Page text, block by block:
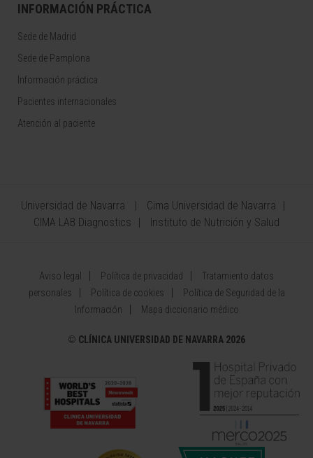
INFORMACIÓN PRÁCTICA
Sede de Madrid
Sede de Pamplona
Información práctica
Pacientes internacionales
Atención al paciente
Universidad de Navarra
Cima Universidad de Navarra
CIMA LAB Diagnostics
Instituto de Nutrición y Salud
Aviso legal Política de privacidad
Tratamiento datos
personales
Política de cookies
Política de Seguridad de la
Información
Mapa diccionario médico
© CLÍNICA UNIVERSIDAD DE NAVARRA 2026